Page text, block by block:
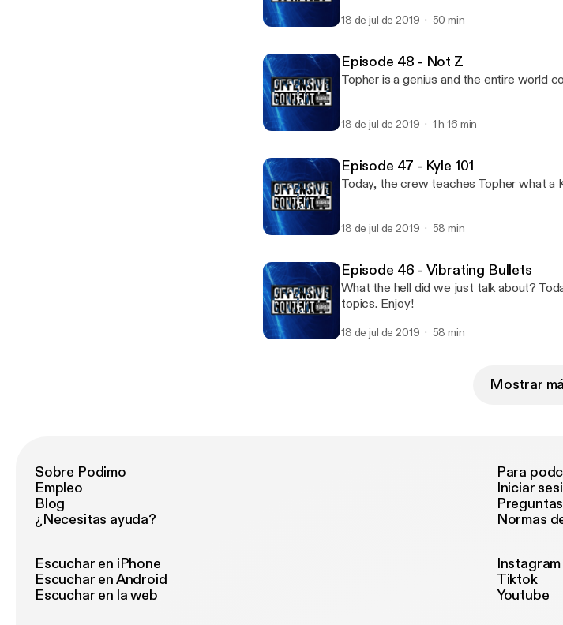
18 de jul de 2019 50 min
Episode 48 - Not Z
Topher is a genius and the entire world
18 de jul de 2019 1 h 16 min
Episode 47 - Kyle 101
Today, the crew teaches Topher what a
18 de jul de 2019 58 min
Episode 46 - Vibrating Bullets
What the hell did we just talk about?
topics. Enjoy!
18 de jul de 2019 58 min
Mostrar
Sobre Podimo
Empleo
Blog
¿Necesitas ayuda?
Para
Iniciar
Normas
Escuchar en iPhone
Escuchar en Android
Escuchar en la web
Instagram
Tiktok
Youtube